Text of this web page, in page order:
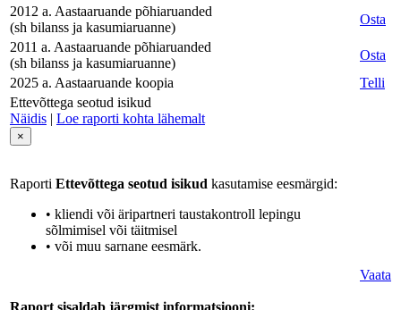
2012 a. Aastaaruande põhiaruanded
(sh bilanss ja kasumiaruanne)
Osta
2011 a. Aastaaruande põhiaruanded
(sh bilanss ja kasumiaruanne)
Osta
2025 a. Aastaaruande koopia
Telli
Ettevõttega seotud isikud
Näidis | Loe raporti kohta lähemalt
×
Raporti Ettevõttega seotud isikud kasutamise eesmärgid:
• kliendi või äripartneri taustakontroll lepingu
sõlmimisel või täitmisel
• või muu sarnane eesmärk.
Raport sisaldab järgmist informatsiooni:
Vaata